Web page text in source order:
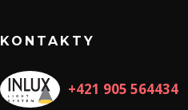
KONTAKTY
+421 905 564434